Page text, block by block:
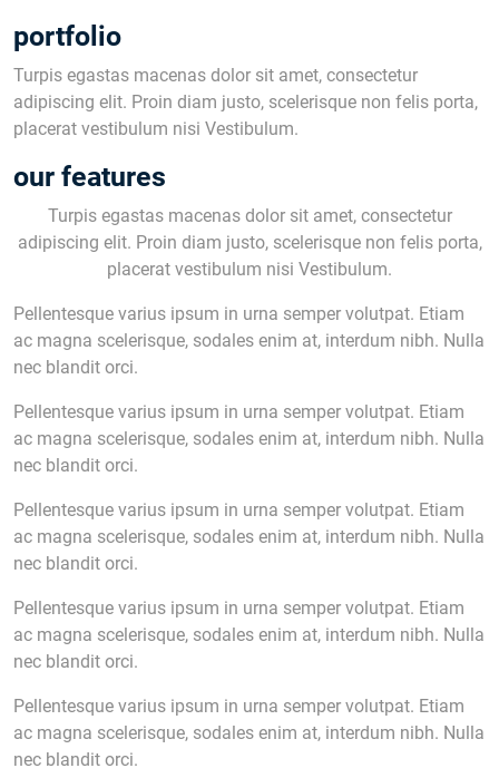
portfolio
Turpis egastas macenas dolor sit amet, consectetur
adipiscing elit. Proin diam justo, scelerisque non felis porta,
placerat vestibulum nisi Vestibulum.
our features
Turpis egastas macenas dolor sit amet, consectetur
adipiscing elit. Proin diam justo, scelerisque non felis porta,
placerat vestibulum nisi Vestibulum.
Pellentesque varius ipsum in urna semper volutpat. Etiam
ac magna scelerisque, sodales enim at, interdum nibh. Nulla
nec blandit orci.
Pellentesque varius ipsum in urna semper volutpat. Etiam
ac magna scelerisque, sodales enim at, interdum nibh. Nulla
nec blandit orci.
Pellentesque varius ipsum in urna semper volutpat. Etiam
ac magna scelerisque, sodales enim at, interdum nibh. Nulla
nec blandit orci.
Pellentesque varius ipsum in urna semper volutpat. Etiam
ac magna scelerisque, sodales enim at, interdum nibh. Nulla
nec blandit orci.
Pellentesque varius ipsum in urna semper volutpat. Etiam
ac magna scelerisque, sodales enim at, interdum nibh. Nulla
nec blandit orci.